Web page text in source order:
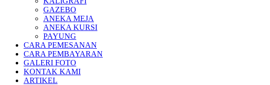
GAZEBO
ANEKA MEJA
ANEKA KURSI
PAYUNG
CARA PEMESANAN
CARA PEMBAYARAN
GALERI FOTO
KONTAK KAMI
ARTIKEL